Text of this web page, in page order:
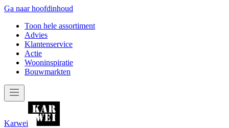
Ga naar hoofdinhoud
Toon hele assortiment
Advies
Klantenservice
Actie
Wooninspiratie
Bouwmarkten
Karwei